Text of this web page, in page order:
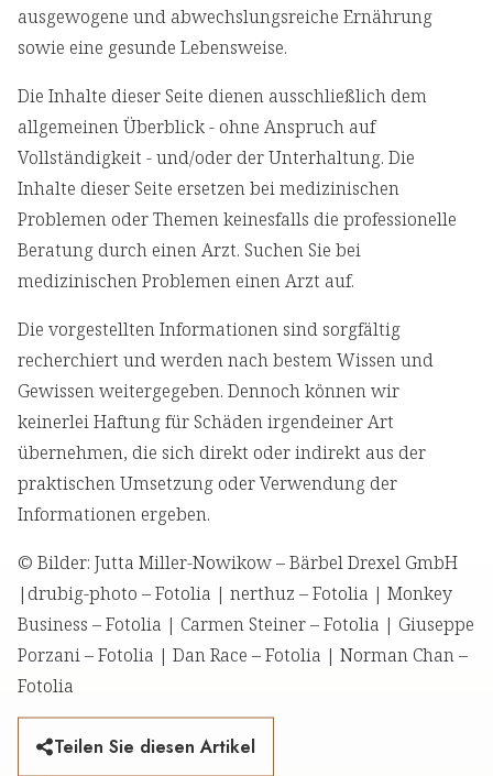
ausgewogene und abwechslungsreiche Ernährung
sowie eine gesunde Lebensweise.
Die Inhalte dieser Seite dienen ausschließlich dem
allgemeinen Überblick - ohne Anspruch auf
Vollständigkeit - und/oder der Unterhaltung. Die
Inhalte dieser Seite ersetzen bei medizinischen
Problemen oder Themen keinesfalls die professionelle
Beratung durch einen Arzt. Suchen Sie bei
medizinischen Problemen einen Arzt auf.
Die vorgestellten Informationen sind sorgfältig
recherchiert und werden nach bestem Wissen und
Gewissen weitergegeben. Dennoch können wir
keinerlei Haftung für Schäden irgendeiner Art
übernehmen, die sich direkt oder indirekt aus der
praktischen Umsetzung oder Verwendung der
Informationen ergeben.
© Bilder: Jutta Miller-Nowikow – Bärbel Drexel GmbH
|drubig-photo – Fotolia | nerthuz – Fotolia | Monkey
Business – Fotolia | Carmen Steiner – Fotolia | Giuseppe
Porzani – Fotolia | Dan Race – Fotolia | Norman Chan –
Fotolia
Teilen Sie diesen Artikel